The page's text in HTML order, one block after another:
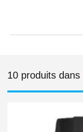
10 produits dans